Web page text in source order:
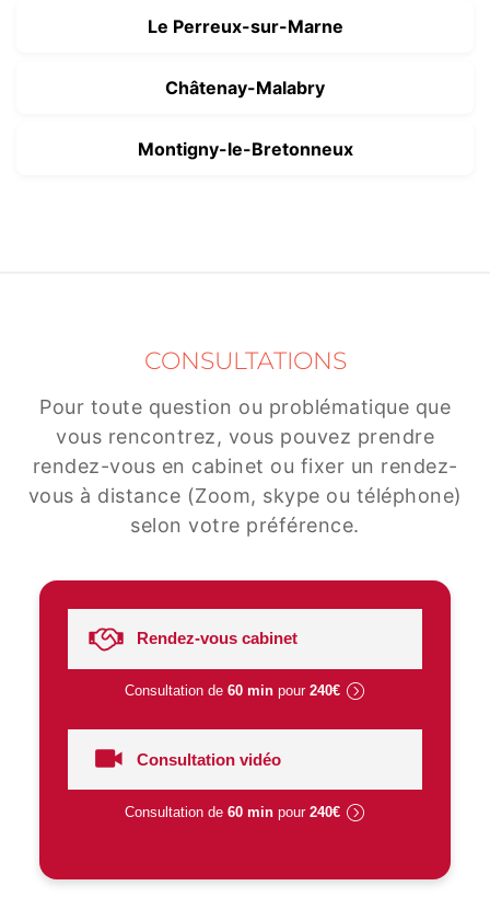
Le Perreux-sur-Marne
Châtenay-Malabry
Montigny-le-Bretonneux
CONSULTATIONS
Pour toute question ou problématique que
vous rencontrez, vous pouvez prendre
rendez-vous en cabinet ou fixer un rendez-
vous à distance (Zoom, skype ou téléphone)
selon votre préférence.
Rendez-vous cabinet
Consultation de 60 minpour 240€
Consultation vidéo
Consultation de 60 minpour 240€